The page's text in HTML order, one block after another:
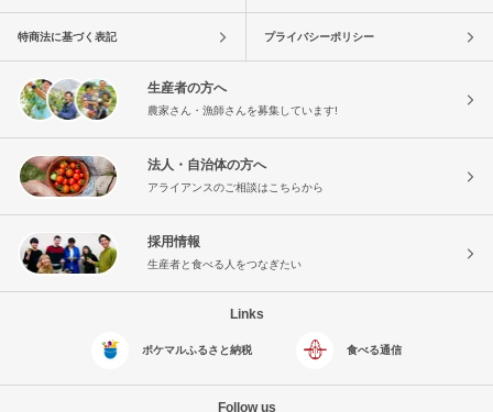
特商法に基づく表記 プライバシーポリシー
生産者の方へ
農家さん・漁師さんを募集しています!
法人・自治体の方へ
アライアンスのご相談はこちらから
採用情報
生産者と食べる人をつなぎたい
Links
ポケマルふるさと納税 食べる通信
Follow us